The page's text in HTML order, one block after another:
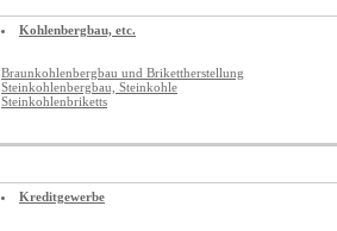
Kohlenbergbau, etc.
Braunkohlenbergbau und Brikettherstellung
Steinkohlenbergbau, Steinkohle
Steinkohlenbriketts
Kreditgewerbe